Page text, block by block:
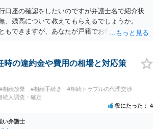
口座の確認をしたいのですが弁護士名で紹介状
、残高について教えてもらえるでしょうか。
もできますが、あなたが戸籍でお母さんの相続
います。 自分ではよくわからないということ
談し依頼されたら良いと思います。
時の違約金や費用の相場と対応策
#相続放棄 #相続手続き
#相続トラブルの代理交渉
続人調査・確定
役にたった 4
い弁護士